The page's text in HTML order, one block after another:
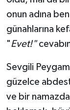
onun adına
günahlarına
"Evet!"
Sevgili
güzelce
ve bir